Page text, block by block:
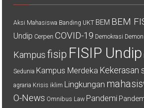
Aksi Mahasiswa Banding UKT BEM BEM
Undip Cerpen COVID-19 Demokrasi
Kampus fisip FISIP Undip
Sedunia Kampus Merdeka Kekerasan
agraria Krisis iklim Lingkungan
O-News Omnibus Law Pandemi